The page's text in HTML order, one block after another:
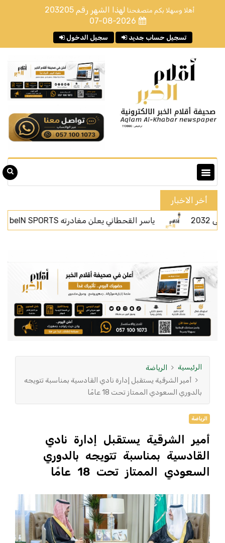
أهلا وسهلا بكم متصفحنا لهذا الشهر رقم 203205
07-08-2026
سجيل الدخول تسجيل حساب جديد
أخر الاخبار
ياسر القحطاني يعلن مغادرته beIN SPORTS بعد أربعة أعوام من الحضور الإعلامي
الرئيسية
الرياضة
أمير الشرقية يستقبل إدارة نادي القادسية بمناسبة تتويجه
بالدوري السعودي الممتاز تحت 18 عامًا
الرياضة
أمير الشرقية يستقبل إدارة نادي
القادسية بمناسبة تتويجه بالدوري
السعودي الممتاز تحت 18 عامًا